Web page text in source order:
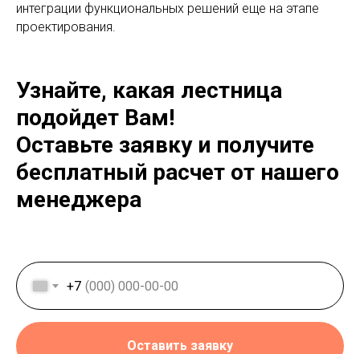
интеграции функциональных решений еще на этапе
проектирования.
Узнайте, какая лестница
подойдет Вам!
Оставьте заявку и получите
бесплатный расчет от нашего
менеджера
+7
Оставить заявку